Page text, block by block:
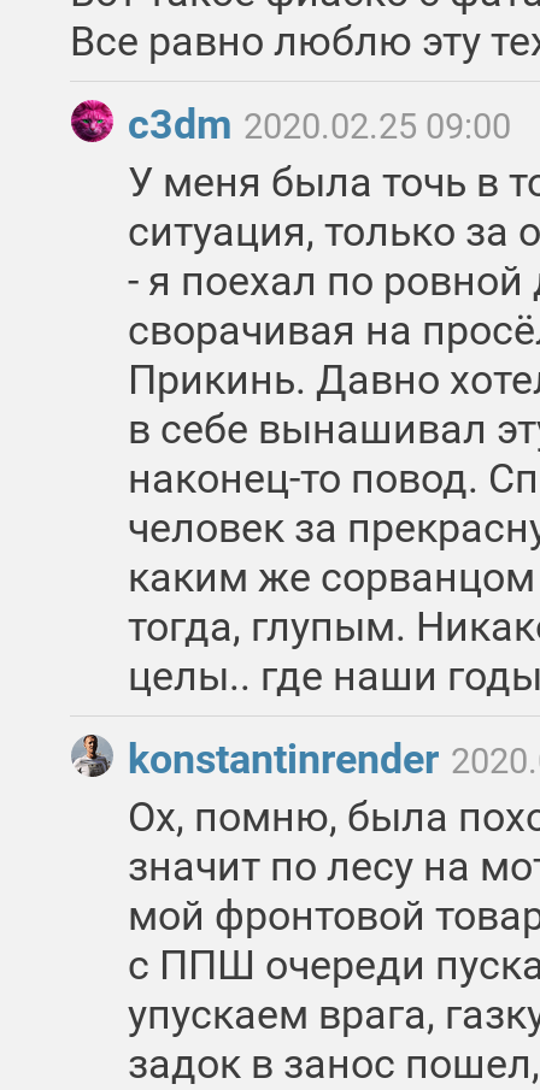
Все равно люблю эту
c3dm 2020.02.25 09:00
У меня была точь в
ситуация, только
- я поехал по ровной
сворачивая на
Прикинь. Давно
в себе вынашивал
наконец-то повод.
человек за
каким же
тогда, глупым.
целы.. где наши
konstantinrender
Ох, помню, была
значит по лесу на
мой фронтовой
с ППШ очереди
упускаем врага,
задок в занос